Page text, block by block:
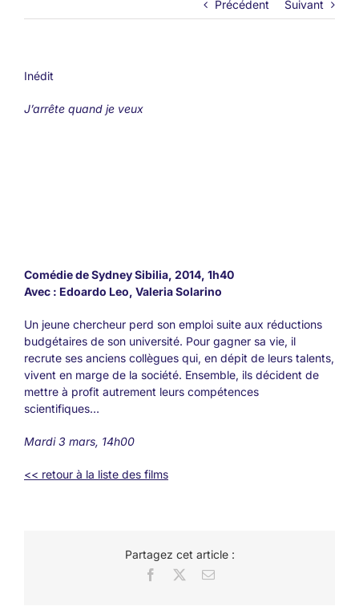
Précédent Suivant
Inédit
J’arrête quand je veux
Comédie de Sydney Sibilia, 2014, 1h40
Avec : Edoardo Leo, Valeria Solarino
Un jeune chercheur perd son emploi suite aux réductions
budgétaires de son université. Pour gagner sa vie, il
recrute ses anciens collègues qui, en dépit de leurs talents,
vivent en marge de la société. Ensemble, ils décident de
mettre à profit autrement leurs compétences
scientifiques…
Mardi 3 mars, 14h00
<< retour à la liste des films
Partagez cet article :
Facebook Email